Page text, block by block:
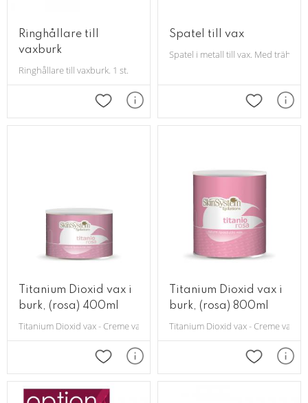
Ringhållare till
vaxburk
Ringhållare till vaxburk. 1 st.
Lägg till i favoriter
Spatel till vax
Spatel i metall till vax. Med
Lägg till i
Titanium Dioxid vax i
burk, (rosa) 400ml
Titanium Dioxid vax - Creme vax för normal och känslig hud.
Lägg till i favoriter
Titanium Dioxid vax i
burk, (rosa) 800ml
Titanium Dioxid vax - Creme vax
Lägg till i